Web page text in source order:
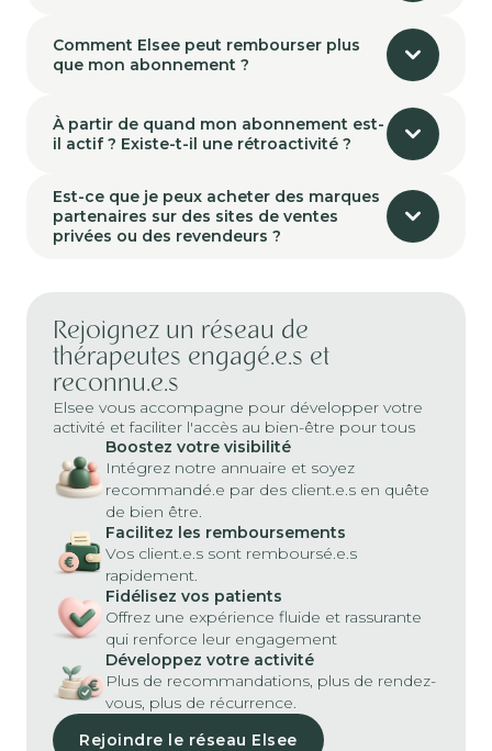
Comment Elsee peut rembourser plus
que mon abonnement ?
À partir de quand mon abonnement est-
il actif ? Existe-t-il une rétroactivité ?
Est-ce que je peux acheter des marques
partenaires sur des sites de ventes
privées ou des revendeurs ?
Rejoignez un réseau de
thérapeutes engagé.e.s et
reconnu.e.s
Elsee vous accompagne pour développer votre
activité et faciliter l'accès au bien-être pour tous
Boostez votre visibilité
Intégrez notre annuaire et soyez
recommandé.e par des client.e.s en quête
de bien être.
Facilitez les remboursements
Vos client.e.s sont remboursé.e.s
rapidement.
Fidélisez vos patients
Offrez une expérience fluide et rassurante
qui renforce leur engagement
Développez votre activité
Plus de recommandations, plus de rendez-
vous, plus de récurrence.
Rejoindre le réseau Elsee